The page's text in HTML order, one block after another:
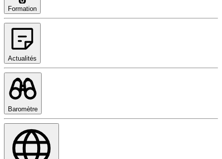
Formation
Actualités
Baromètre